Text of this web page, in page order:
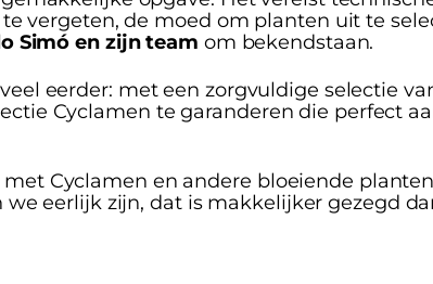
vergeten, de moed om planten uit te
Simó en zijn team om bekendstaan.
eerder: met een zorgvuldige selectie
Cyclamen te garanderen die perfect
Cyclamen en andere bloeiende
eerlijk zijn, dat is makkelijker gezegd